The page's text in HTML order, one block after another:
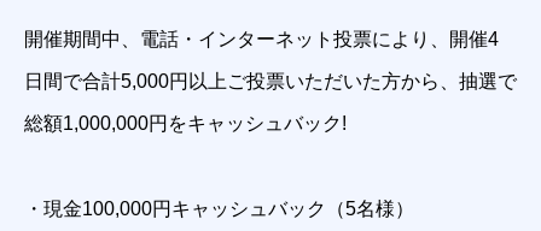
開催期間中、電話・インターネット投票により、開催4
日間で合計5,000円以上ご投票いただいた方から、抽選で
総額1,000,000円をキャッシュバック!
・現金100,000円キャッシュバック（5名様）